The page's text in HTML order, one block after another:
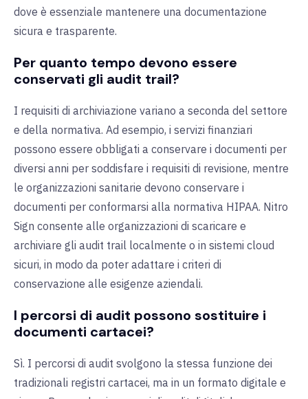
dove è essenziale mantenere una documentazione
sicura e trasparente.
Per quanto tempo devono essere
conservati gli audit trail?
I requisiti di archiviazione variano a seconda del settore
e della normativa. Ad esempio, i servizi finanziari
possono essere obbligati a conservare i documenti per
diversi anni per soddisfare i requisiti di revisione, mentre
le organizzazioni sanitarie devono conservare i
documenti per conformarsi alla normativa HIPAA. Nitro
Sign consente alle organizzazioni di scaricare e
archiviare gli audit trail localmente o in sistemi cloud
sicuri, in modo da poter adattare i criteri di
conservazione alle esigenze aziendali.
I percorsi di audit possono sostituire i
documenti cartacei?
Sì. I percorsi di audit svolgono la stessa funzione dei
tradizionali registri cartacei, ma in un formato digitale e